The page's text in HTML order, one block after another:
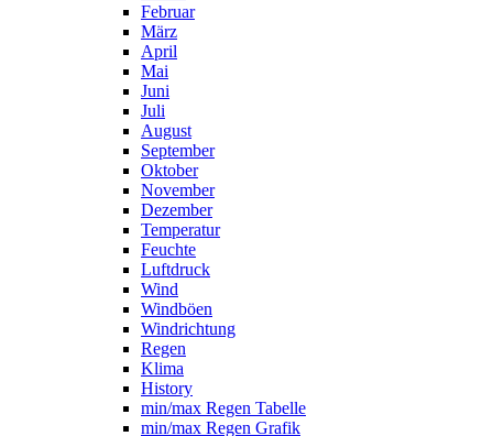
Februar
März
April
Mai
Juni
Juli
August
September
Oktober
November
Dezember
Temperatur
Feuchte
Luftdruck
Wind
Windböen
Windrichtung
Regen
Klima
History
min/max Regen Tabelle
min/max Regen Grafik